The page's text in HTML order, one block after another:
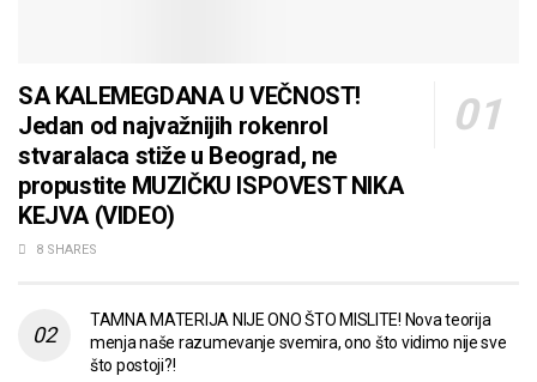
SA KALEMEGDANA U VEČNOST!
Jedan od najvažnijih rokenrol
stvaralaca stiže u Beograd, ne
propustite MUZIČKU ISPOVEST NIKA
KEJVA (VIDEO)
8 SHARES
TAMNA MATERIJA NIJE ONO ŠTO MISLITE! Nova teorija
menja naše razumevanje svemira, ono što vidimo nije sve
što postoji?!